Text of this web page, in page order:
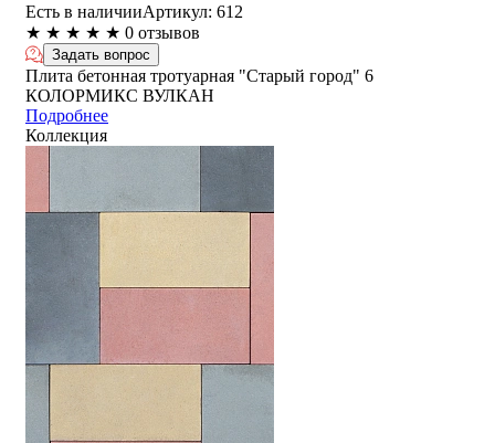
Есть в наличииАртикул: 612
★ ★ ★ ★ ★ 0 отзывов
Задать вопрос
Плита бетонная тротуарная "Старый город" 6
КОЛОРМИКС ВУЛКАН
Подробнее
Коллекция